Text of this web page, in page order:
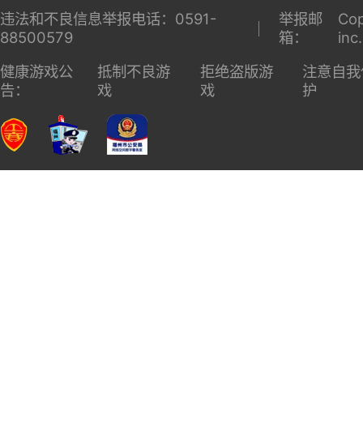
违法和不良信息举报电话：0591-
88500579
举报邮
箱：
健康游戏公
告：
抵制不良游
戏
拒绝盗版游
戏
注意自
护